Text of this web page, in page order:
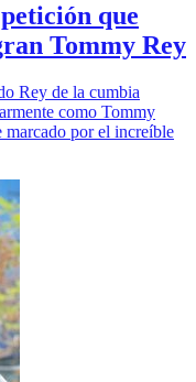
que
Tommy Rey
Rey de la cumbia
como Tommy
marcado por el increíble